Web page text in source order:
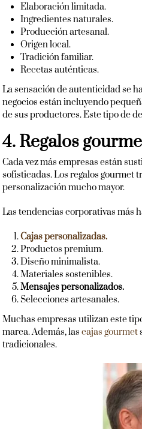
Elaboración limitada.
Ingredientes naturales.
Producción artesanal.
Origen local.
Tradición familiar.
Recetas auténticas.
La sensación de autenticidad se
negocios están incluyendo
de sus productores. Este tipo de
4. Regalos
Cada vez más empresas están
sofisticadas. Los regalos gourmet
personalización mucho mayor.
Las tendencias corporativas más
Cajas personalizadas.
Productos premium.
Diseño minimalista.
Materiales sostenibles.
Mensajes personalizados.
Selecciones artesanales.
Muchas empresas utilizan este
marca. Además, las cajas gourmet
tradicionales.